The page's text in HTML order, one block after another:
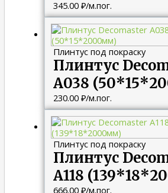
345.00 ₽/м.пог.
Плинтус под покраску
Плинтус
A038
230.00 ₽/м.пог.
Плинтус под покраску
Плинтус
A118
666.00 ₽/м.пог.